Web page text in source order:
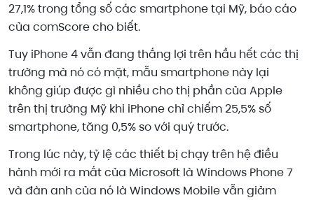
27,1% trong tổng số các smartphone tại Mỹ, báo cáo
của comScore cho biết.
Tuy iPhone 4 vẫn đang thắng lợi trên hầu hết các thị
trường mà nó có mặt, mẫu smartphone này lại
không giúp được gì nhiều cho thị phần của Apple
trên thị trường Mỹ khi iPhone chỉ chiếm 25,5% số
smartphone, tăng 0,5% so với quý trước.
Trong lúc này, tỷ lệ các thiết bị chạy trên hệ điều
hành mới ra mắt của Microsoft là Windows Phone 7
và đàn anh của nó là Windows Mobile vẫn giảm